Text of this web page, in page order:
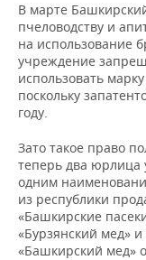
В марте
пчеловодству и
на использование
учреждение
использовать
поскольку
году.
Зато такое право
теперь два юрлица
одним
из республики
«Башкирские
«Бурзянский мед»
«Башкирский мед»